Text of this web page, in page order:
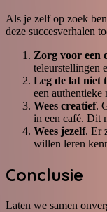
Als je zelf op zoek
deze succesverhalen
Zorg voor een
teleurstellingen
Leg de lat niet
een authentieke
Wees creatief.
in een café. Dit
Wees jezelf. Er
willen leren
Conclusie
Laten we samen